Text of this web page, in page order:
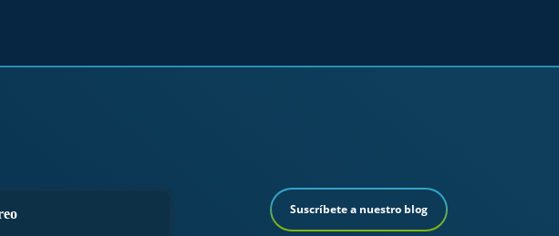
Suscríbete a nuestro blog